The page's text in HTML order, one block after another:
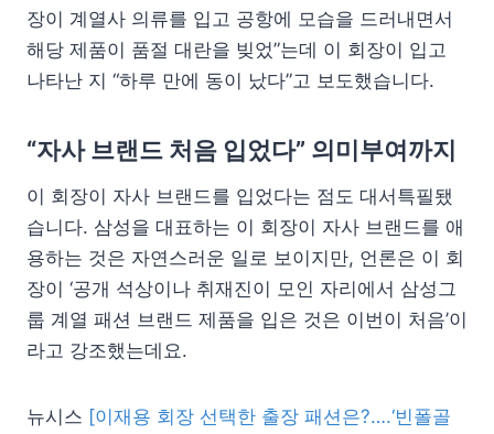
장이 계열사 의류를 입고 공항에 모습을 드러내면서
해당 제품이 품절 대란을 빚었”는데 이 회장이 입고
나타난 지 “하루 만에 동이 났다”고 보도했습니다.
“자사 브랜드 처음 입었다” 의미부여까지
이 회장이 자사 브랜드를 입었다는 점도 대서특필됐
습니다. 삼성을 대표하는 이 회장이 자사 브랜드를 애
용하는 것은 자연스러운 일로 보이지만, 언론은 이 회
장이 ‘공개 석상이나 취재진이 모인 자리에서 삼성그
룹 계열 패션 브랜드 제품을 입은 것은 이번이 처음’이
라고 강조했는데요.
뉴시스 [이재용 회장 선택한 출장 패션은?….‘빈폴골